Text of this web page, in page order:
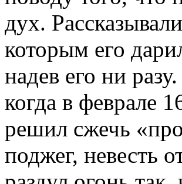
дух.
которым его
надев его ни
когда в феврале
решил сжечь
поджег, невесть